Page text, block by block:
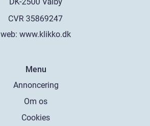
web: www.klikko.dk
Menu
Annoncering
Om os
Cookies